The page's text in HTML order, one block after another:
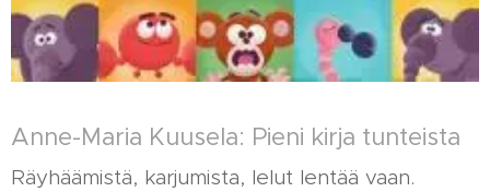
Anne-Maria Kuusela: Pieni kirja tunteista
Räyhäämistä, karjumista, lelut lentää vaan.